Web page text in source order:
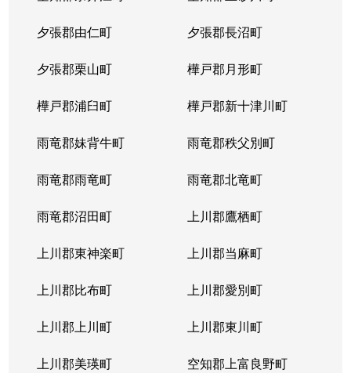
夕張郡由仁町 夕張郡長沼町
夕張郡栗山町 樺戸郡月形町
樺戸郡浦臼町 樺戸郡新十津川町
雨竜郡妹背牛町 雨竜郡秩父別町
雨竜郡雨竜町 雨竜郡北竜町
雨竜郡沼田町 上川郡鷹栖町
上川郡東神楽町 上川郡当麻町
上川郡比布町 上川郡愛別町
上川郡上川町 上川郡東川町
上川郡美瑛町 空知郡上富良野町